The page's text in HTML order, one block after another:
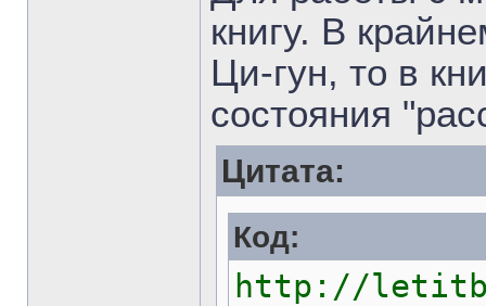
книгу. В
Ци-гун, то в
состояния
Цитата:
Код:
http://